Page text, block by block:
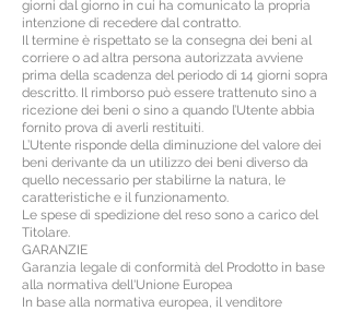
giorni dal giorno in cui ha comunicato la propria
intenzione di recedere dal contratto.
Il termine è rispettato se la consegna dei beni al
corriere o ad altra persona autorizzata avviene
prima della scadenza del periodo di 14 giorni sopra
descritto. Il rimborso può essere trattenuto sino a
ricezione dei beni o sino a quando l’Utente abbia
fornito prova di averli restituiti.
L’Utente risponde della diminuzione del valore dei
beni derivante da un utilizzo dei beni diverso da
quello necessario per stabilirne la natura, le
caratteristiche e il funzionamento.
Le spese di spedizione del reso sono a carico del
Titolare.
GARANZIE
Garanzia legale di conformità del Prodotto in base
alla normativa dell'Unione Europea
In base alla normativa europea, il venditore